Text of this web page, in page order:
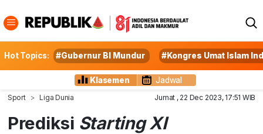
Hot Topics: #Gubernur BI Mundur #Kongres Umat Islam
Klasemen Jadwal
Sport Liga Dunia Jumat , 22 Dec 2023, 17:51 WIB
Prediksi Starting XI